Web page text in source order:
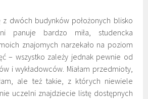
z dwóch budynków położonych blisko
panuje bardzo miła, studencka
znajomych narzekało na poziom
– wszystko zależy jednak pewnie od
i wykładowców. Miałam przedmioty,
ale też takie, z których niewiele
uczelni znajdziecie listę dostępnych